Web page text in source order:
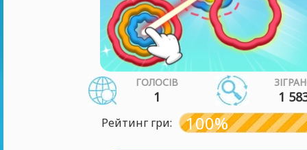
ГОЛОСІВ
1 1
Рейтинг гри: 100%